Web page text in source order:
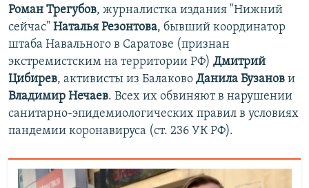
Роман Трегубов, журналистка издания "Нижний
сейчас" Наталья Резонтова, бывший координатор
штаба Навального в Саратове (признан
экстремистским на территории РФ) Дмитрий
Цибирев, активисты из Балаково Данила Бузанов и
Владимир Нечаев. Всех их обвиняют в нарушении
санитарно-эпидемиологических правил в условиях
пандемии коронавируса (ст. 236 УК РФ).